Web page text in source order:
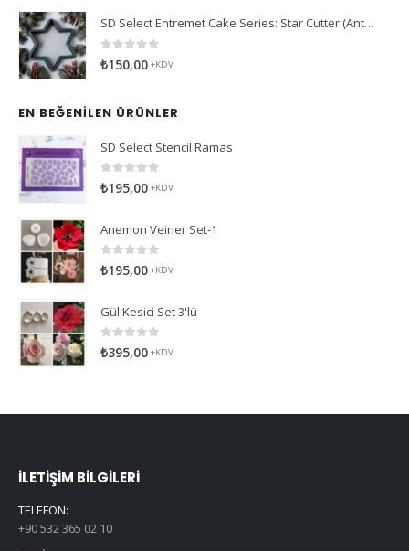
SD Select Entremet Cake Series: Star Cutter (Antreme Pasta Serisi: Yıldız Kesici)
0
₺150,00 +KDV
EN BEĞENILEN ÜRÜNLER
SD Select Stencil Ramas
0 5 üzerinden
₺195,00 +KDV
Anemon Veiner Set-1
0 5 üzerinden
₺195,00 +KDV
Gül Kesici Set 3'lü
05 üzerinden
₺395,00 +KDV
İLETIŞIM BILGILERI
TELEFON:
+90 532 365 02 10